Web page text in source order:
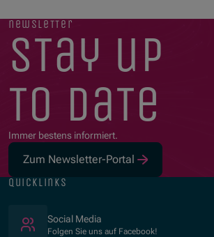
newsletter
stay up
to date
Immer bestens informiert.
Zum Newsletter-Portal
quicklinks
Social Media
Folgen Sie uns auf Facebook!